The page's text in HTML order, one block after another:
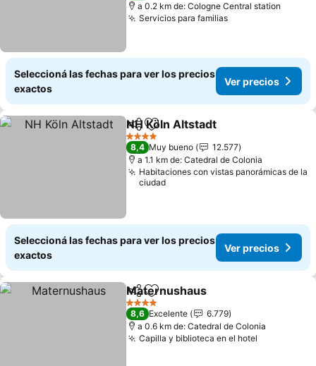
a 0.2 km de: Cologne Central station
Servicios para familiasVer precios
Seleccioná las fechas para ver los precios
exactos
Ver precios
CompartirAñadir a favoritos
NH Köln Altstadt
4 Estrellas
8,4 Muy bueno
12.577
a 1.1 km de: Catedral de Colonia
Habitaciones con vistas panorámicas de la
ciudad
Seleccioná las fechas para ver los precios
exactos
Ver precios
CompartirAñadir a favoritos
Maternushaus
4 Estrellas
8,6 Excelente
6.779
a 0.6 km de: Catedral de Colonia
Capilla y biblioteca en el hotel